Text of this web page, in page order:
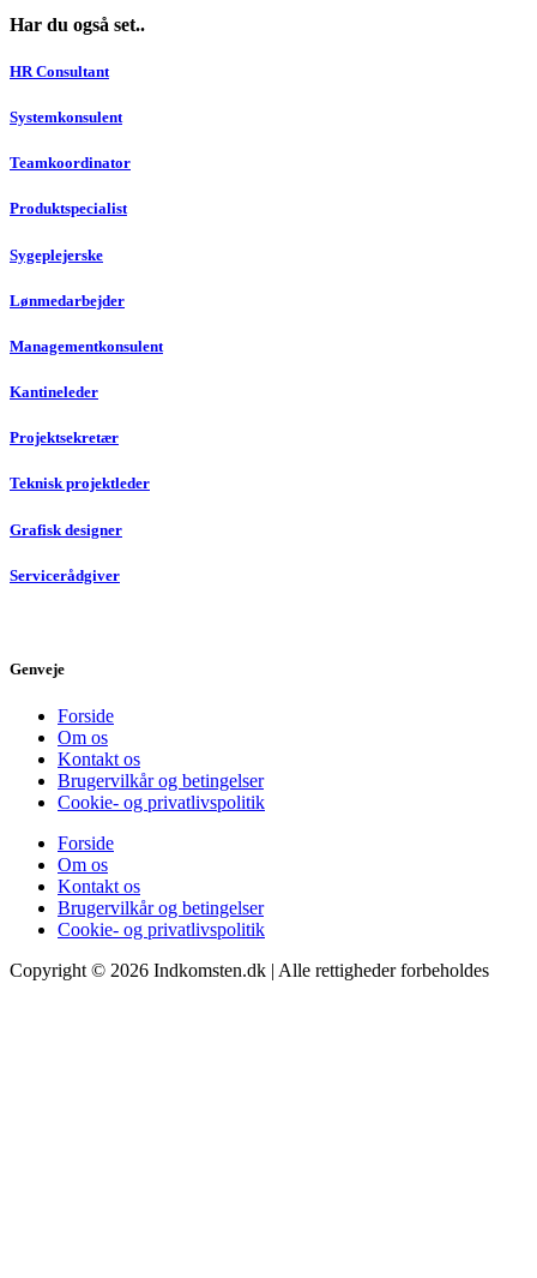
Har du også set..
HR Consultant
Systemkonsulent
Teamkoordinator
Produktspecialist
Sygeplejerske
Lønmedarbejder
Managementkonsulent
Kantineleder
Projektsekretær
Teknisk projektleder
Grafisk designer
Servicerådgiver
Genveje
Forside
Om os
Kontakt os
Brugervilkår og betingelser
Cookie- og privatlivspolitik
Forside
Om os
Kontakt os
Brugervilkår og betingelser
Cookie- og privatlivspolitik
Copyright © 2026 Indkomsten.dk | Alle rettigheder forbeholdes